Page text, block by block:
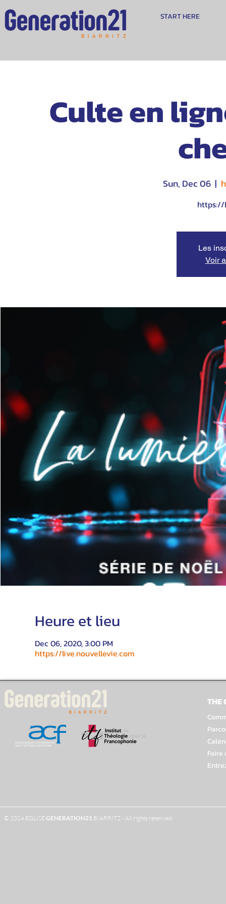
START HERE
Culte en
Sun, Dec 06
  |
https://
Les
Voir
Heure et lieu
Dec 06, 2020, 3:00 PM
https://live.nouvellevie.com
THE
Faire
© 2024 EGLISE GENERATION21 BIARRITZ - All rights reserved